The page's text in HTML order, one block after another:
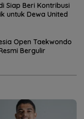
Siap Beri Kontribusi
untuk Dewa United
Open Taekwondo
Bergulir